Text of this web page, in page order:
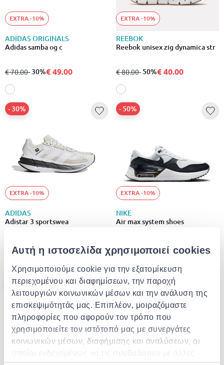
Αυτή η ιστοσελίδα χρησιμοποιεί cookies
Χρησιμοποιούμε cookie για την εξατομίκευση
περιεχομένου και διαφημίσεων, την παροχή
λειτουργιών κοινωνικών μέσων και την ανάλυση της
επισκεψιμότητάς μας. Επιπλέον, μοιραζόμαστε
πληροφορίες που αφορούν τον τρόπο που
χρησιμοποιείτε τον ιστότοπό μας με συνεργάτες
κοινωνικών μέσων, διαφήμισης και αναλύσεων, οι
οποίοι ενδεχομένως να τις συνδυάσουν με άλλες
EXTRA -10%
ADIDAS ORIGINALS
Adidas samba og c
από
€ 70.00σε
- 30%€ 49.00
EXTRA -10%
REEBOK
Reebok unisex zig dynamica str
από
€ 80.00σε
- 50%€ 40.00
EXTRA -10%
ADIDAS
Adistar 3 sportswea
από
€ 130.00σε
- 30%
- 30% € 91.00
EXTRA -10%
NIKE
Air max system shoes
€ 110.00
- 50%
- 50% € 55.00
- 30% - 20%